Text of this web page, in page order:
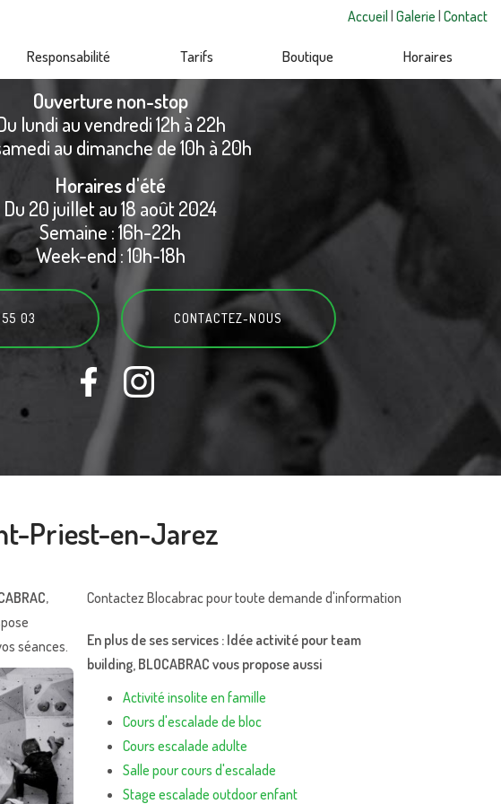
Accueil Galerie Contact
Responsabilité Tarifs Boutique Horaires
Ouverture non-stop
lundi au vendredi 12h à 22h
au dimanche de 10h à 20h
Horaires d'été
Du 20 juillet au 18 août 2024
Semaine : 16h-22h
Week-end : 10h-18h
03 CONTACTEZ-NOUS
Priest-en-Jarez
,
séances.
Contactez Blocabrac pour toute demande d'information
En plus de ses services : Idée activité pour team
building, BLOCABRAC vous propose aussi
Activité insolite en famille
Cours d'escalade de bloc
Cours escalade adulte
Salle pour cours d'escalade
Stage escalade outdoor enfant